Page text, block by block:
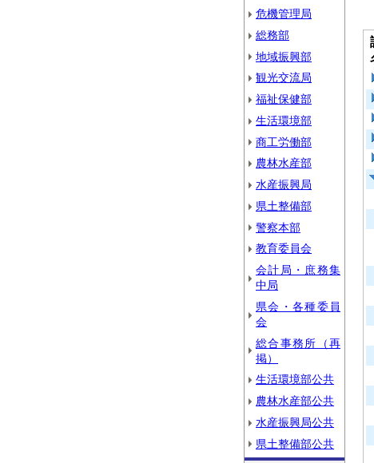
危機管理局
総務部
地域振興部
観光交流局
福祉保健部
生活環境部
商工労働部
農林水産部
水産振興局
県土整備部
警察本部
教育委員会
会計局・庶務集
中局
県会・各種委員
会
総合事務所（再
掲）
生活環境部公共
農林水産部公共
水産振興局公共
県土整備部公共